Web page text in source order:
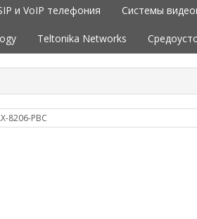
и VoIP телефония Системы
Teltonika Networks